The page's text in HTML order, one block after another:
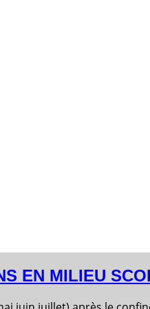
EN MILIEU